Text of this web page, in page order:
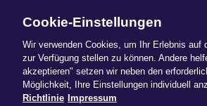
Cookie-Einstellungen
Wir verwenden Cookies, um Ihr Erlebnis
zur Verfügung stellen zu können. Andere
akzeptieren" setzen wir neben den
Möglichkeit, Ihre Einstellungen individuell
Richtlinie Impressum